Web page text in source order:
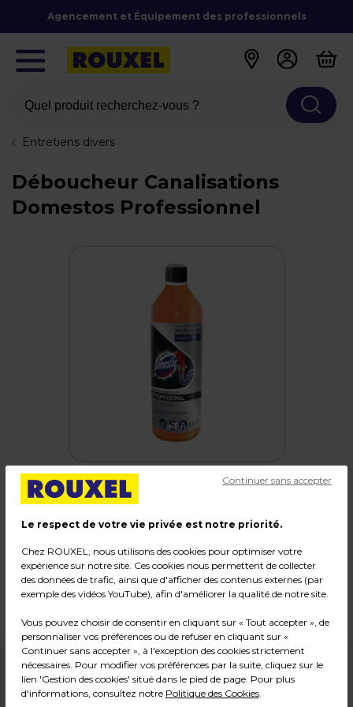
Agencement et Équipement des professionnels
Quel produit recherchez-vous ?
Entretiens divers
Déboucheur Canalisations
Domestos Professionnel
Déboucheur Canalisations Domestos
Professionnel
Code :34872
4,99€ HT
Le respect de votre vie privée est notre priorité.
Chez ROUXEL, nous utilisons des cookies pour optimiser votre
expérience sur notre site. Ces cookies nous permettent de collecter
des données de trafic, ainsi que d'afficher des contenus externes (par
exemple des vidéos YouTube), afin d'améliorer la qualité de notre site.
Vous pouvez choisir de consentir en cliquant sur « Tout accepter », de
personnaliser vos préférences ou de refuser en cliquant sur «
Continuer sans accepter », à l'exception des cookies strictement
nécessaires. Pour modifier vos préférences par la suite, cliquez sur le
lien 'Gestion des cookies' situé dans le pied de page. Pour plus
d'informations, consultez notre Politique des Cookies.
Continuer sans accepter